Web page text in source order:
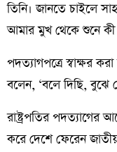
তিনি। জানতে চাইলে
আমার মুখ থেকে শুনে
পদত্যাগপত্রে স্বাক্ষর
বলেন, ‘বলে দিছি, বুঝে
রাষ্ট্রপতির
করে দেশে ফেরেন